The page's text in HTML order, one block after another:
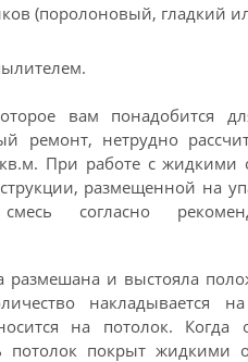
(поролоновый, гладкий
вам понадобится
ремонт, нетрудно
При работе с жидкими
размещенной на
согласно
размешана и выстояла
накладывается
на потолок. Когда
потолок покрыт жидкими